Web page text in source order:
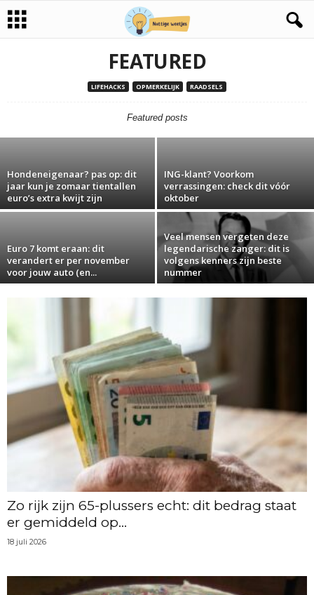
FEATURED
LIFEHACKS OPMERKELIJK RAADSELS
Featured posts
Dringende waarschuwing van Action:
populair barbecueproduct teruggeroepen,
Hondeneigenaar? pas op: dit
jaar kun je zomaar tientallen
euro’s extra kwijt zijn
ING-klant? Voorkom
verrassingen: check dit vóór
oktober
Euro 7 komt eraan: dit
verandert er per november
voor jouw auto (en...
Veel mensen vergeten deze
legendarische zanger: dit is
volgens kenners zijn beste
nummer
Zo rijk zijn 65-plussers echt: dit bedrag staat
er gemiddeld op...
18 juli 2026